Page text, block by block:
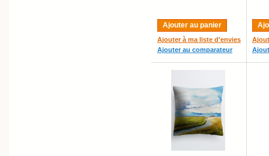
Ajouter au panier
Ajouter à ma liste d'envies
Ajouter au comparateur